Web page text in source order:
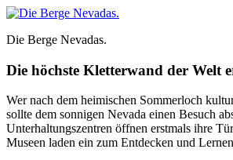
Die Berge Nevadas.
Die höchste Kletterwand der Welt
Wer nach dem heimischen Sommerloch
sollte dem sonnigen Nevada einen Besuch
Unterhaltungszentren öffnen erstmals ihre
Museen laden ein zum Entdecken und